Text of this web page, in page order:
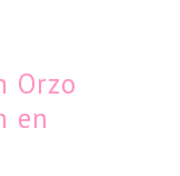
Orzo
en